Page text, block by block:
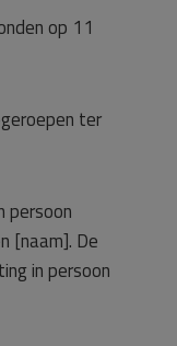
op 11
ter
persoon
[naam]. De
in persoon